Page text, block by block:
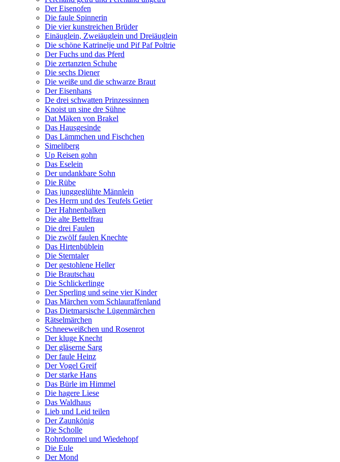
Der Eisenofen
Die faule Spinnerin
Die vier kunstreichen Brüder
Einäuglein, Zweiäuglein und Dreiäuglein
Die schöne Katrinelje und Pif Paf Poltrie
Der Fuchs und das Pferd
Die zertanzten Schuhe
Die sechs Diener
Die weiße und die schwarze Braut
Der Eisenhans
De drei schwatten Prinzessinnen
Knoist un sine dre Sühne
Dat Mäken von Brakel
Das Hausgesinde
Das Lämmchen und Fischchen
Simeliberg
Up Reisen gohn
Das Eselein
Der undankbare Sohn
Die Rübe
Das junggeglühte Männlein
Des Herrn und des Teufels Getier
Der Hahnenbalken
Die alte Bettelfrau
Die drei Faulen
Die zwölf faulen Knechte
Das Hirtenbüblein
Die Sterntaler
Der gestohlene Heller
Die Brautschau
Die Schlickerlinge
Der Sperling und seine vier Kinder
Das Märchen vom Schlauraffenland
Das Dietmarsische Lügenmärchen
Rätselmärchen
Schneeweißchen und Rosenrot
Der kluge Knecht
Der gläserne Sarg
Der faule Heinz
Der Vogel Greif
Der starke Hans
Das Bürle im Himmel
Die hagere Liese
Das Waldhaus
Lieb und Leid teilen
Der Zaunkönig
Die Scholle
Rohrdommel und Wiedehopf
Die Eule
Der Mond